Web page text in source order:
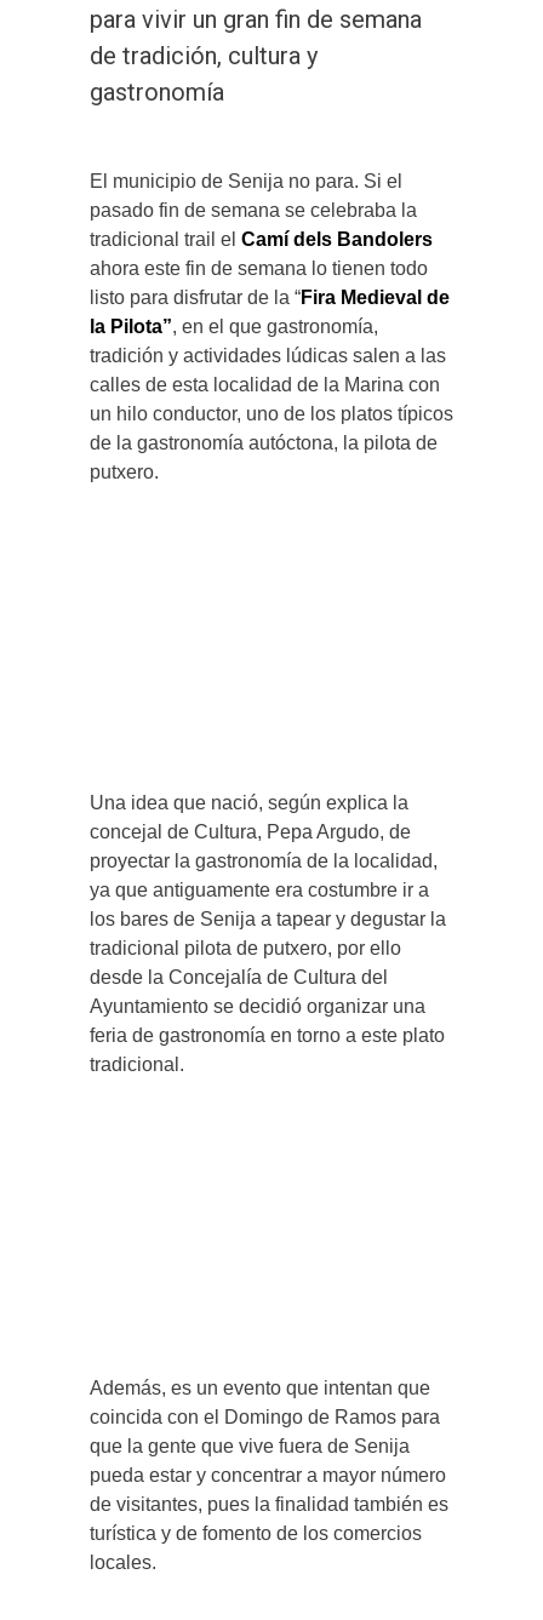
para vivir un gran fin de semana
de tradición, cultura y
gastronomía
El municipio de Senija no para. Si el
pasado fin de semana se celebraba la
tradicional trail el Camí dels Bandolers
ahora este fin de semana lo tienen todo
listo para disfrutar de la “Fira Medieval de
la Pilota”, en el que gastronomía,
tradición y actividades lúdicas salen a las
calles de esta localidad de la Marina con
un hilo conductor, uno de los platos típicos
de la gastronomía autóctona, la pilota de
putxero.
Una idea que nació, según explica la
concejal de Cultura, Pepa Argudo, de
proyectar la gastronomía de la localidad,
ya que antiguamente era costumbre ir a
los bares de Senija a tapear y degustar la
tradicional pilota de putxero, por ello
desde la Concejalía de Cultura del
Ayuntamiento se decidió organizar una
feria de gastronomía en torno a este plato
tradicional.
Además, es un evento que intentan que
coincida con el Domingo de Ramos para
que la gente que vive fuera de Senija
pueda estar y concentrar a mayor número
de visitantes, pues la finalidad también es
turística y de fomento de los comercios
locales.